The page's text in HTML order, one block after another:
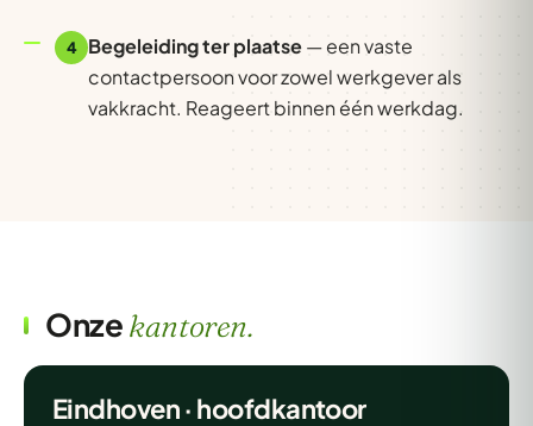
4 Begeleiding ter plaatse— een vaste
contactpersoon voor zowel werkgever als
vakkracht. Reageert binnen één werkdag.
Onzekantoren.
Eindhoven · hoofdkantoor